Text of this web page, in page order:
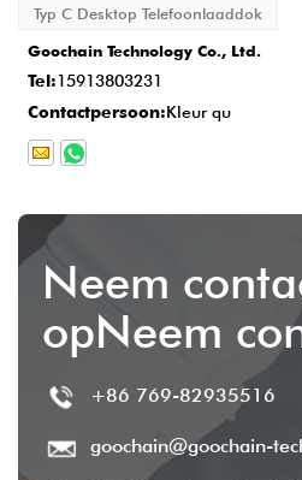
bieden uitgebreide
de klanttevredenheid
Typ C Desktop Telefoonlaaddok
Goochain Technology Co., Ltd.
Tel:15913803231
Contactpersoon:Kleur qu
Neem
opNeem
+86 769-82935516
goochain@goochain-